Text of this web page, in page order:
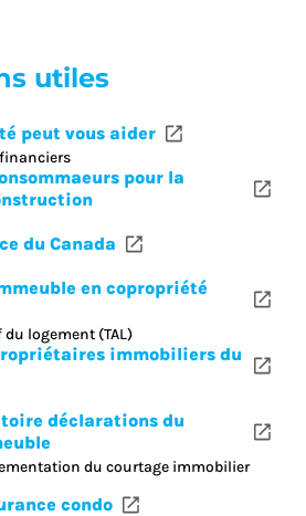
utiles
peut vous aider
pour la
du Canada
en copropriété
logement (TAL)
immobiliers du
déclarations du
du courtage immobilier
condo